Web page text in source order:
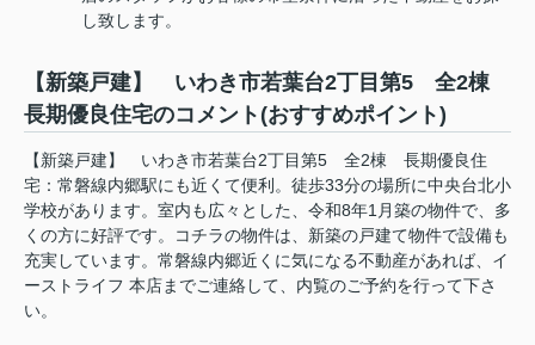
し致します。
【新築戸建】 いわき市若葉台2丁目第5 全2棟
長期優良住宅のコメント(おすすめポイント)
【新築戸建】 いわき市若葉台2丁目第5 全2棟 長期優良住
宅：常磐線内郷駅にも近くて便利。徒歩33分の場所に中央台北小
学校があります。室内も広々とした、令和8年1月築の物件で、多
くの方に好評です。コチラの物件は、新築の戸建て物件で設備も
充実しています。常磐線内郷近くに気になる不動産があれば、イ
ーストライフ 本店までご連絡して、内覧のご予約を行って下さ
い。